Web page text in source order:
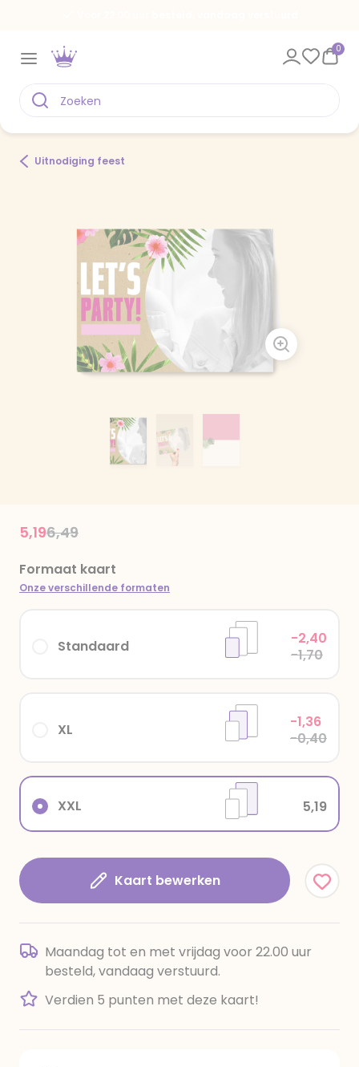
0
Uitnodiging feest
Price reduced from
6,49to
5,19
Formaat kaart
Onze verschillende formaten
XXL 5,19
XL
-1,36
-0,40
Standaard
-2,40
-1,70
Kaart bewerken
Maandag tot en met vrijdag voor 22.00 uur
besteld, vandaag verstuurd.
Verdien 5 punten met deze kaart!